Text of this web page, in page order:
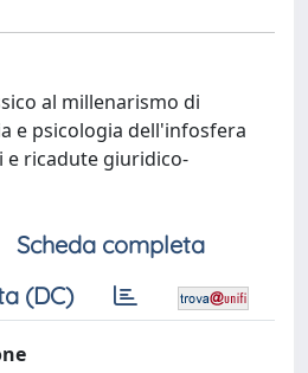
al millenarismo di
e psicologia dell'infosfera
e ricadute giuridico-
Scheda completa
(DC)